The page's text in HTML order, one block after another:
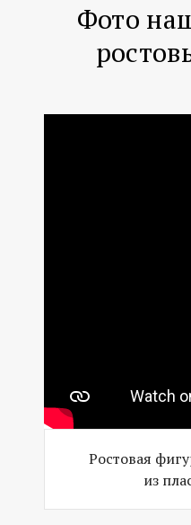
Фото
Ростовая
из